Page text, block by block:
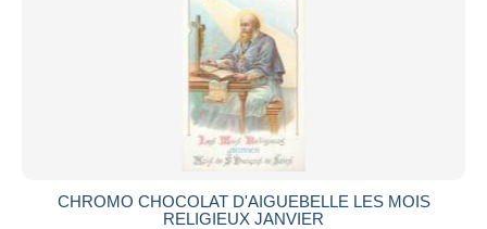
CHROMO CHOCOLAT D'AIGUEBELLE LES MOIS
RELIGIEUX JANVIER